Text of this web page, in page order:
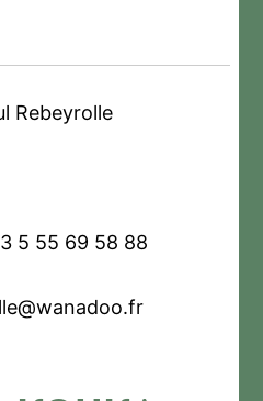
Rebeyrolle
5 55 69 58 88